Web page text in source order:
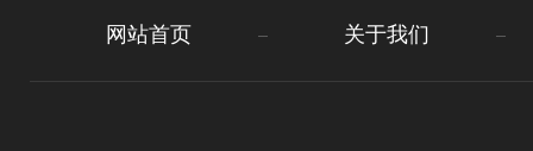
网站首页 关于我们